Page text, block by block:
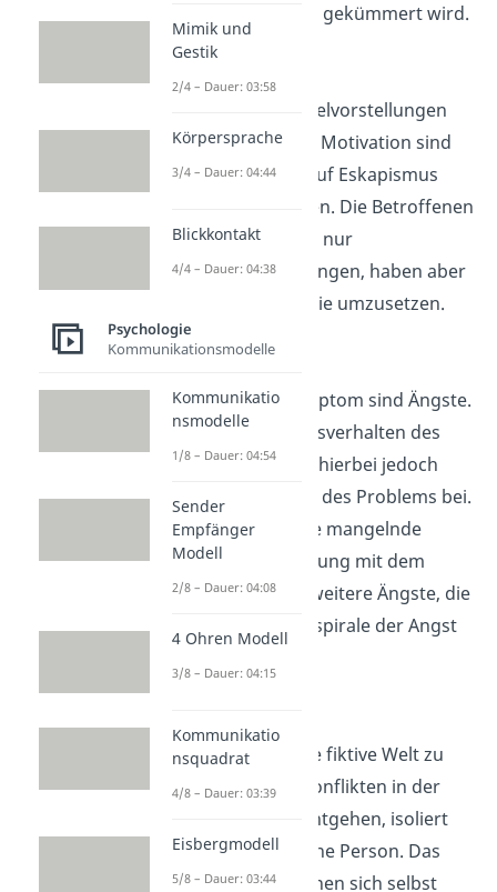
um die sich nicht gekümmert wird.
Fehlende Ziele
Auch fehlende Zielvorstellungen
oder mangelnde Motivation sind
Symptome, die auf Eskapismus
hinweisen können. Die Betroffenen
entwickeln dabei nur
Wunschvorstellungen, haben aber
keinen Ehrgeiz, sie umzusetzen.
Ein weiteres Symptom sind Ängste.
Das Vermeidungsverhalten des
Eskapisten trägt hierbei jedoch
nicht zur Lösung des Problems bei.
Im Gegenteil: Die mangelnde
Auseinandersetzung mit dem
Problem bringt weitere Ängste, die
in einer Abwärtsspirale der Angst
Um weiter in ihre fiktive Welt zu
versinken und Konflikten in der
realen Welt zu entgehen, isoliert
sich die betroffene Person. Das
wiederum hat einen sich selbst
Mimik und
Gestik
2/4 – Dauer: 03:58
Körpersprache
3/4 – Dauer: 04:44
Blickkontakt
4/4 – Dauer: 04:38
Psychologie
Kommunikationsmodelle
Kommunikatio
nsmodelle
1/8 – Dauer: 04:54
Sender
Empfänger
Modell
2/8 – Dauer: 04:08
4 Ohren Modell
3/8 – Dauer: 04:15
Kommunikatio
nsquadrat
4/8 – Dauer: 03:39
Eisbergmodell
5/8 – Dauer: 03:44